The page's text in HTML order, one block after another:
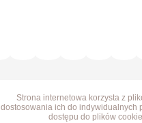
Strona internetowa korzysta z
dostosowania ich do indywidualnych
dostępu do plików